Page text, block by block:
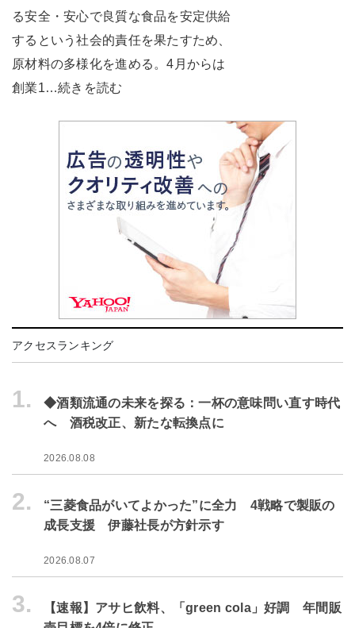
る安全・安心で良質な食品を安定供給
するという社会的責任を果たすため、
原材料の多様化を進める。4月からは
創業1…続きを読む
アクセスランキング
1.
◆酒類流通の未来を探る：一杯の意味問い直す時代
へ 酒税改正、新たな転換点に
2026.08.08
2.
“三菱食品がいてよかった”に全力 4戦略で製販の
成長支援 伊藤社長が方針示す
2026.08.07
3.
【速報】アサヒ飲料、「green cola」好調 年間販